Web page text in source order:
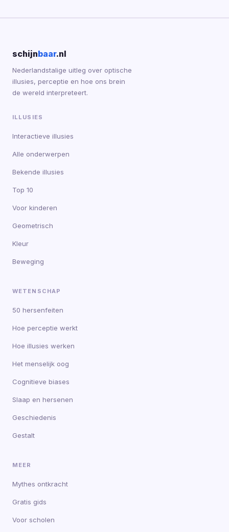
schijnbaar.nl
Nederlandstalige uitleg over optische
illusies, perceptie en hoe ons brein
de wereld interpreteert.
ILLUSIES
Interactieve illusies
Alle onderwerpen
Bekende illusies
Top 10
Voor kinderen
Geometrisch
Kleur
Beweging
WETENSCHAP
50 hersenfeiten
Hoe perceptie werkt
Hoe illusies werken
Het menselijk oog
Cognitieve biases
Slaap en hersenen
Geschiedenis
Gestalt
MEER
Mythes ontkracht
Gratis gids
Voor scholen